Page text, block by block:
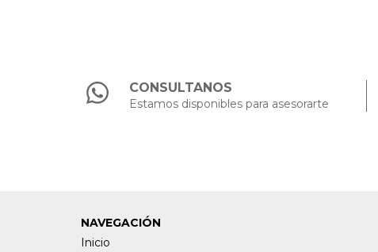
CONSULTANOS
Estamos disponibles para asesorarte
NAVEGACIÓN
Inicio